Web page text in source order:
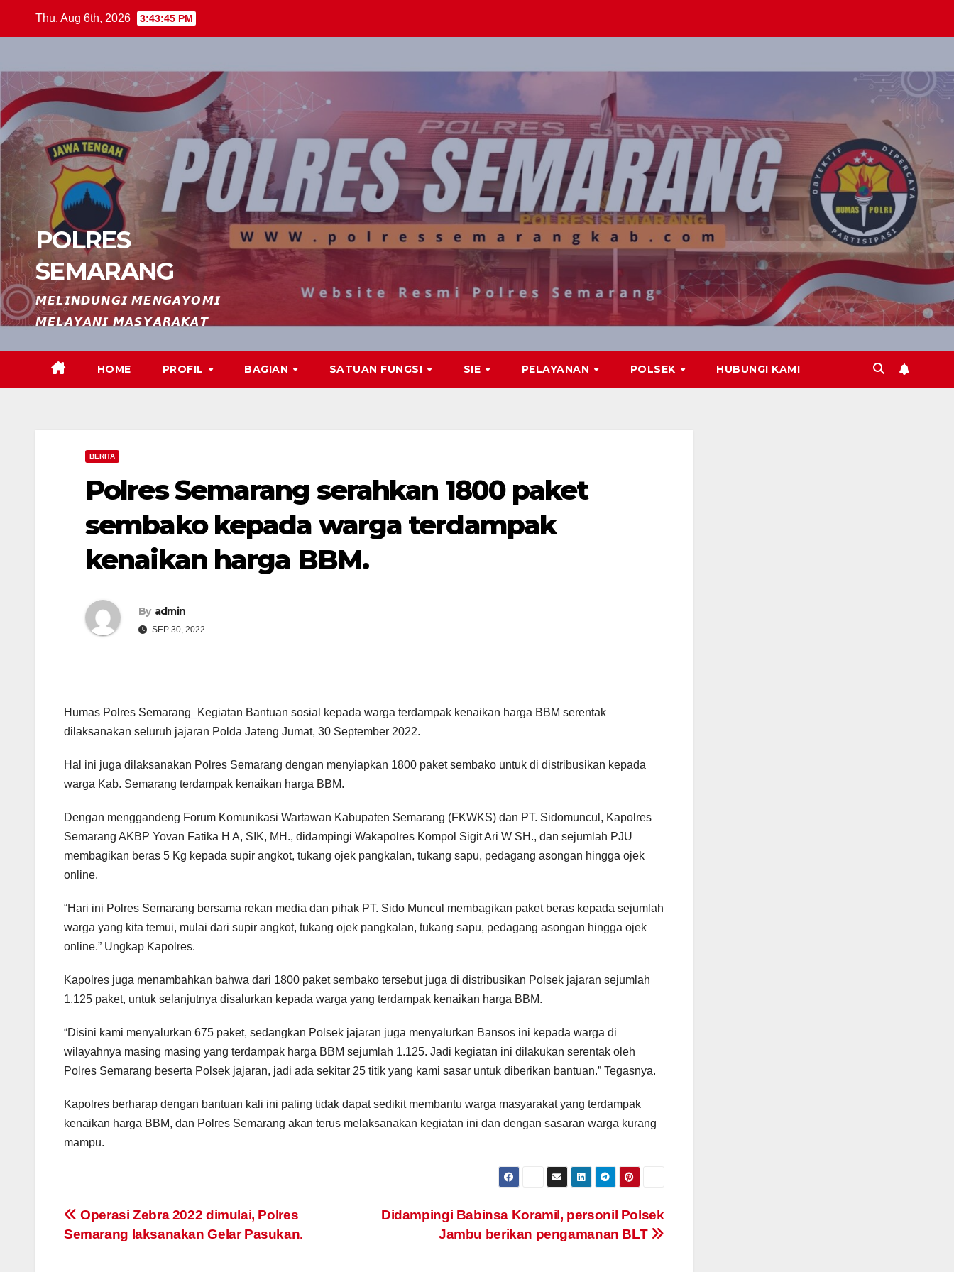
Thu. Aug 6th, 2026 3:43:46 PM
POLRES
SEMARANG
𝙈𝙀𝙇𝙄𝙉𝘿𝙐𝙉𝙂𝙄 𝙈𝙀𝙉𝙂𝘼𝙔𝙊𝙈𝙄
𝙈𝙀𝙇𝘼𝙔𝘼𝙉𝙄 𝙈𝘼𝙎𝙔𝘼𝙍𝘼𝙆𝘼𝙏
HOME PROFIL BAGIAN SATUAN FUNGSI SIE PELAYANAN POLSEK HUBUNGI KAMI
BERITA
Polres Semarang serahkan 1800 paket
sembako kepada warga terdampak
kenaikan harga BBM.
By admin
SEP 30, 2022
Humas Polres Semarang_Kegiatan Bantuan sosial kepada warga terdampak kenaikan harga BBM serentak
dilaksanakan seluruh jajaran Polda Jateng Jumat, 30 September 2022.
Hal ini juga dilaksanakan Polres Semarang dengan menyiapkan 1800 paket sembako untuk di distribusikan kepada
warga Kab. Semarang terdampak kenaikan harga BBM.
Dengan menggandeng Forum Komunikasi Wartawan Kabupaten Semarang (FKWKS) dan PT. Sidomuncul, Kapolres
Semarang AKBP Yovan Fatika H A, SIK, MH., didampingi Wakapolres Kompol Sigit Ari W SH., dan sejumlah PJU
membagikan beras 5 Kg kepada supir angkot, tukang ojek pangkalan, tukang sapu, pedagang asongan hingga ojek
online.
“Hari ini Polres Semarang bersama rekan media dan pihak PT. Sido Muncul membagikan paket beras kepada sejumlah
warga yang kita temui, mulai dari supir angkot, tukang ojek pangkalan, tukang sapu, pedagang asongan hingga ojek
online.” Ungkap Kapolres.
Kapolres juga menambahkan bahwa dari 1800 paket sembako tersebut juga di distribusikan Polsek jajaran sejumlah
1.125 paket, untuk selanjutnya disalurkan kepada warga yang terdampak kenaikan harga BBM.
“Disini kami menyalurkan 675 paket, sedangkan Polsek jajaran juga menyalurkan Bansos ini kepada warga di
wilayahnya masing masing yang terdampak harga BBM sejumlah 1.125. Jadi kegiatan ini dilakukan serentak oleh
Polres Semarang beserta Polsek jajaran, jadi ada sekitar 25 titik yang kami sasar untuk diberikan bantuan.” Tegasnya.
Kapolres berharap dengan bantuan kali ini paling tidak dapat sedikit membantu warga masyarakat yang terdampak
kenaikan harga BBM, dan Polres Semarang akan terus melaksanakan kegiatan ini dan dengan sasaran warga kurang
mampu.
Post
navigation
Didampingi Babinsa Koramil, personil Polsek
Jambu berikan pengamanan BLT
Operasi Zebra 2022 dimulai, Polres
Semarang laksanakan Gelar Pasukan.